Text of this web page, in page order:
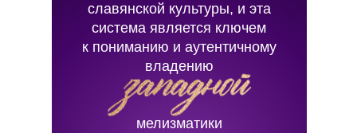
славянской культуры, и эта
система является ключем
к пониманию и аутентичному
владению
мелизматики